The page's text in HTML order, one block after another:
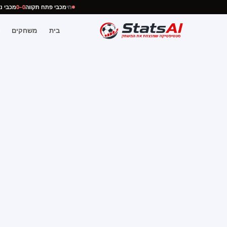
חימכבי פתח תקווה0–0
בית משחקים